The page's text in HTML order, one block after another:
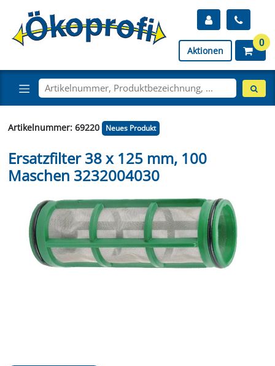
Aktionen
0
Artikelnummer: 69220 Neues Produkt
Ersatzfilter 38 x 125 mm, 100
Maschen 3232004030